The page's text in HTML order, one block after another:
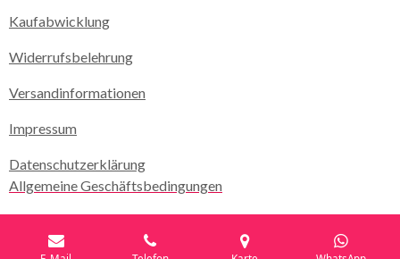
Kaufabwicklung
Widerrufsbelehrung
Versandinformationen
Impressum
Datenschutzerklärung
Allgemeine Geschäftsbedingungen